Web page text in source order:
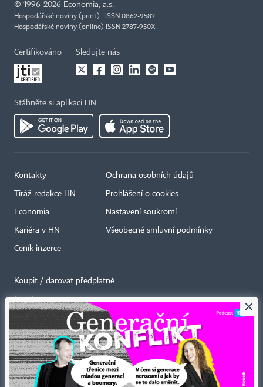
© 1996-2026 Economia, a.s.
Hospodářské noviny (print) ISSN 0862-9587
Hospodářské noviny (online) ISSN 2787-950X
Certifikováno Sledujte nás
Stáhněte si aplikaci HN
Kontakty
Tiráž redakce HN
Economia
Kariéra v HN
Ceník inzerce
Ochrana osobních údajů
Prohlášení o cookies
Nastavení soukromí
Všeobecné smluvní podmínky
Koupit / darovat předplatné
Eventy
Newslettery
RSS kanály
Autorská práva vykonává vydavatel. Bez písemného svolení vydavatele je
×